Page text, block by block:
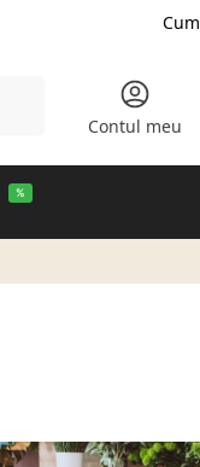
Contul meu
%